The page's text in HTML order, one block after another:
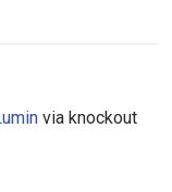
via knockout